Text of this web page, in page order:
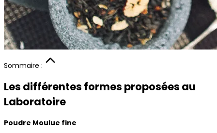
Sommaire :
Les différentes formes proposées au
Laboratoire
Poudre Moulue fine